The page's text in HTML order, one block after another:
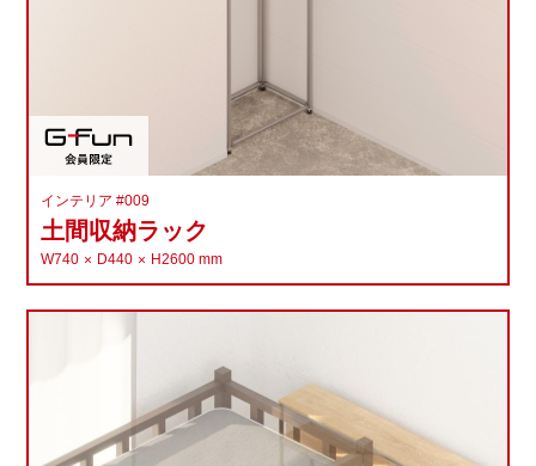
インテリア #009
土間収納ラック
W740 D440 H2600 mm